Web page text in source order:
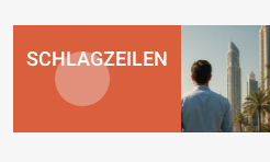
SCHLAGZEILEN